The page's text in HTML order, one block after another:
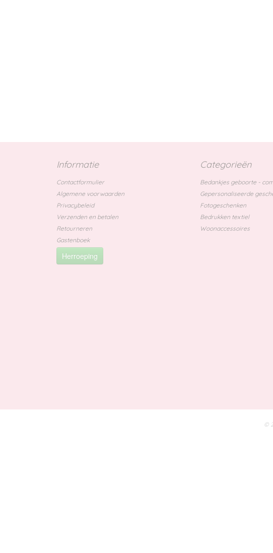
Informatie
Contactformulier
Algemene voorwaarden
Privacybeleid
Verzenden en betalen
Retourneren
Gastenboek
Herroeping
Categorieën
Bedankjes geboorte -
Gepersonaliseerde
Fotogeschenken
Bedrukken textiel
Woonaccessoires
©